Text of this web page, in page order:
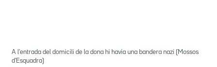
A l'entrada del domicili de la dona hi havia una bandera nazi (Mossos
d'Esquadra)